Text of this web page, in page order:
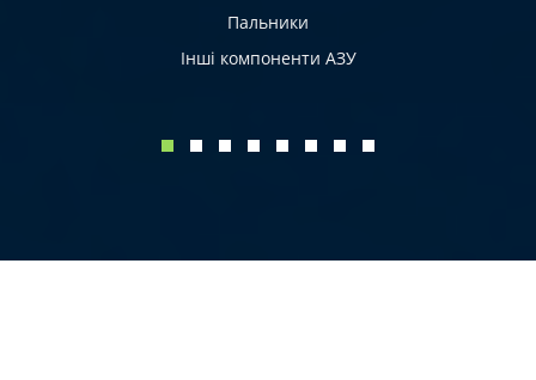
Пальники
Інші компоненти АЗУ